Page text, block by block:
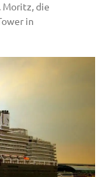
Moritz, die
in